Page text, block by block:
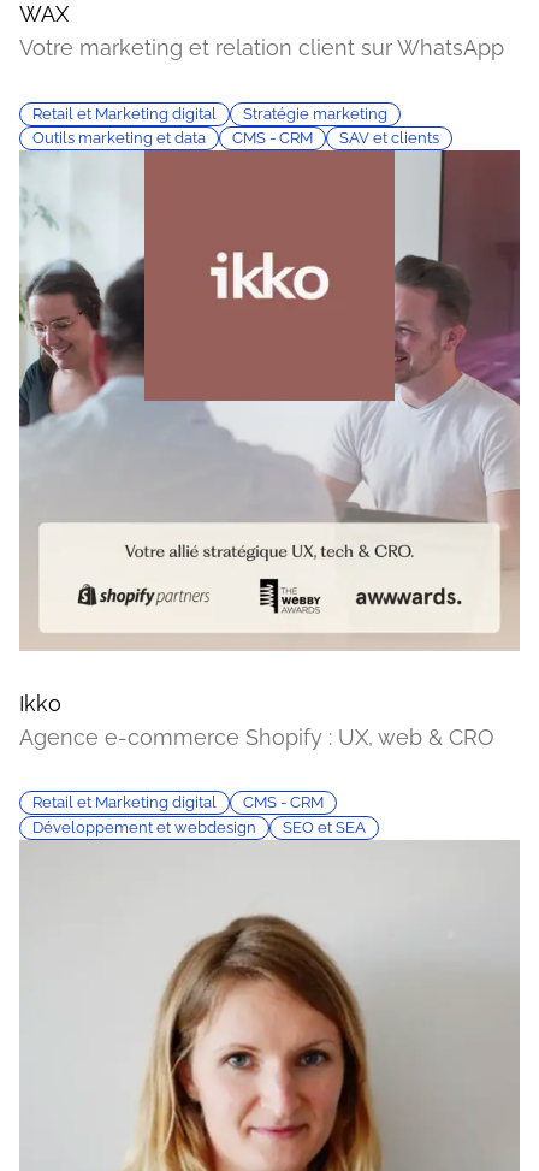
WAX
Votre marketing et relation client sur WhatsApp
Retail et Marketing digital
Stratégie marketing
Outils marketing et data
CMS - CRM SAV et clients
Ikko
Agence e-commerce Shopify : UX, web & CRO
Retail et Marketing digital
CMS - CRM
Développement et webdesign
SEO et SEA